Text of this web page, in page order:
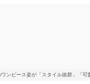
ンピース姿が「スタイル抜群」「